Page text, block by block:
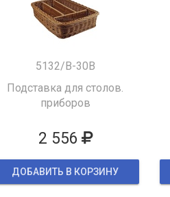
5132/B-30B
Подставка для столов.
приборов
2 556
ДОБАВИТЬ В КОРЗИНУ